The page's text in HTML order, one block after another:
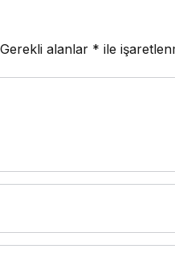
Gerekli alanlar * ile